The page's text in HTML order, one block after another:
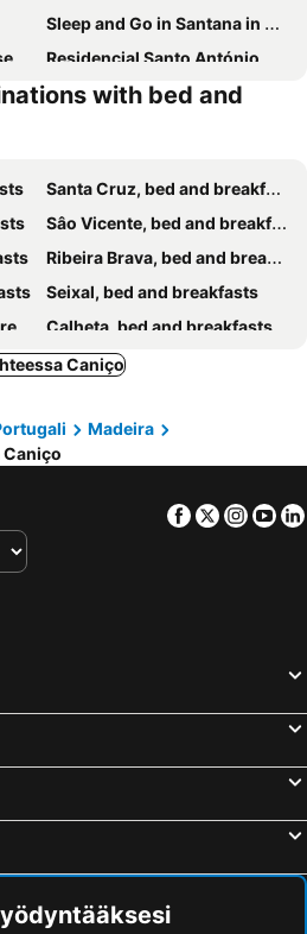
Sleep and Go in Santana in Nature B&B
Residencial Santo António
Residencial Familia
with bed and
Santa Cruz, bed and breakfasts
Sâo Vicente, bed and breakfasts
Ribeira Brava, bed and breakfasts
Seixal, bed and breakfasts
Calheta, bed and breakfasts
Santo da Serra, bed and breakfasts
Garajau, bed and breakfasts
Caniço
Madeira
Facebook
Twitter